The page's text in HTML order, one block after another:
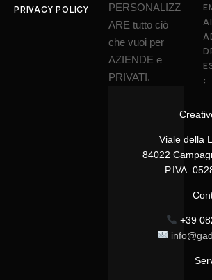
PRIVACY POLICY
PERSONALIZZ
ARE tutto ciò
che vuoi per
AZIENDE e
PRIVATI.
Viale della
84022
P.IVA:
+39
: